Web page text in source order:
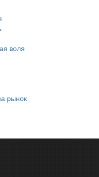
воля
рынок